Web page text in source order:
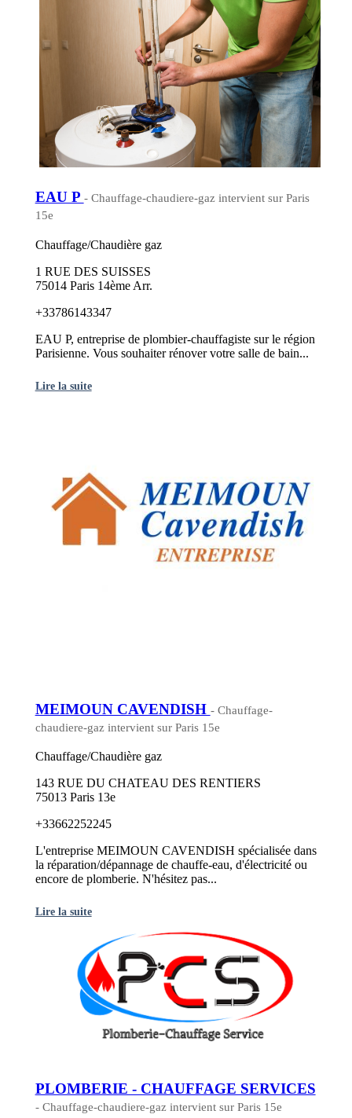
EAU P - Chauffage-chaudiere-gaz intervient sur Paris
15e
Chauffage/Chaudière gaz
1 RUE DES SUISSES
75014 Paris 14ème Arr.
+33786143347
EAU P, entreprise de plombier-chauffagiste sur le région
Parisienne. Vous souhaiter rénover votre salle de bain...
Lire la suite
MEIMOUN CAVENDISH - Chauffage-
chaudiere-gaz intervient sur Paris 15e
Chauffage/Chaudière gaz
143 RUE DU CHATEAU DES RENTIERS
75013 Paris 13e
+33662252245
L'entreprise MEIMOUN CAVENDISH spécialisée dans
la réparation/dépannage de chauffe-eau, d'électricité ou
encore de plomberie. N'hésitez pas...
Lire la suite
PLOMBERIE - CHAUFFAGE SERVICES
- Chauffage-chaudiere-gaz intervient sur Paris 15e